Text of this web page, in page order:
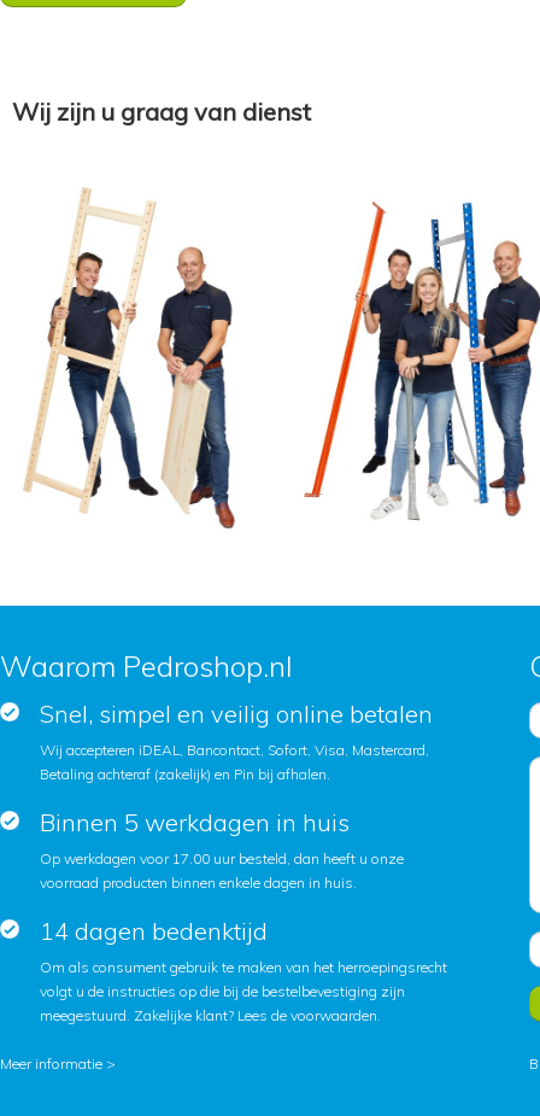
Wij zijn u graag van dienst
Waarom Pedroshop.nl
Snel, simpel en veilig online betalen
Wij accepteren iDEAL, Bancontact, Sofort, Visa, Mastercard,
Betaling achteraf (zakelijk) en Pin bij afhalen.
Binnen 5 werkdagen in huis
Op werkdagen voor 17.00 uur besteld, dan heeft u onze
voorraad producten binnen enkele dagen in huis.
14 dagen bedenktijd
Om als consument gebruik te maken van het herroepingsrecht
volgt u de instructies op die bij de bestelbevestiging zijn
meegestuurd. Zakelijke klant? Lees de voorwaarden.
Meer informatie >